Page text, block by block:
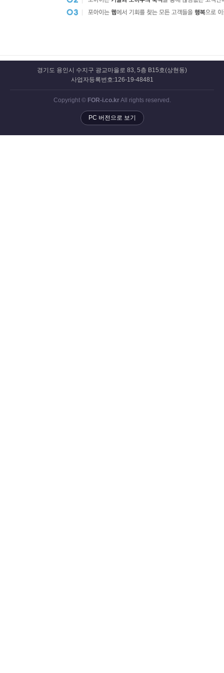
경기도 용인시 수지구 광교마을로 83, 5층 B15호(상현동)
사업자등록번호:126-19-48481
Copyright © FOR-i.co.krAll rights reserved.
PC 버전으로 보기